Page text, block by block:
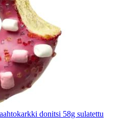
donitsi 58g sulatettu